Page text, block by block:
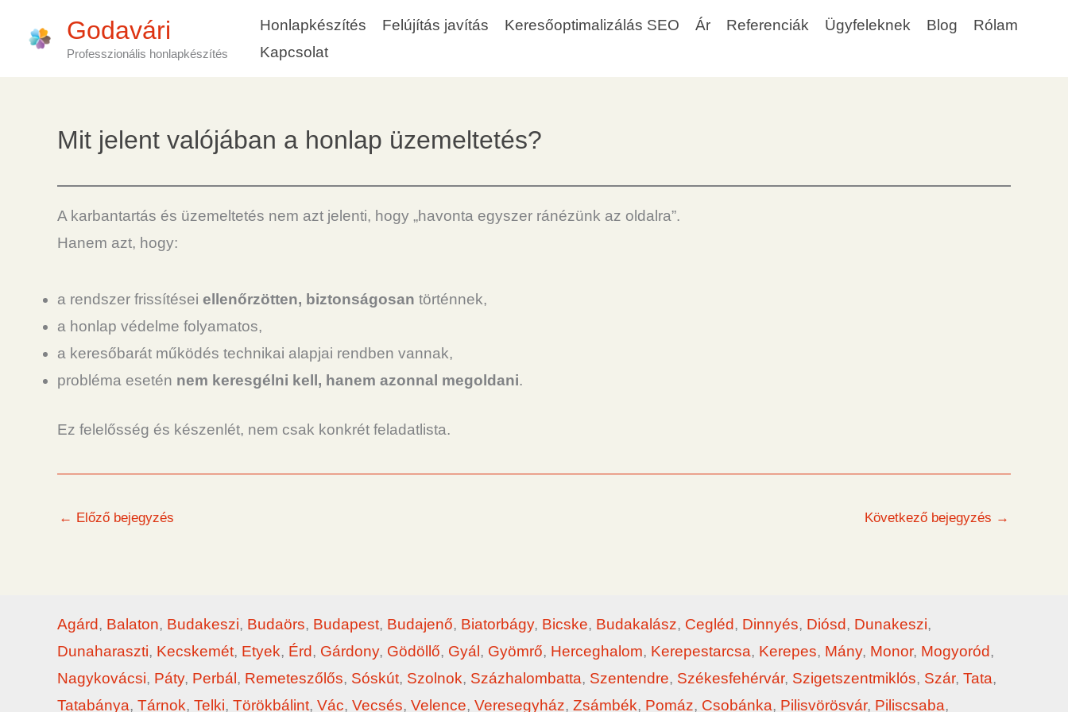
Godavári
Professzionális honlapkészítés
Honlapkészítés Felújítás javítás Keresőoptimalizálás SEO Ár Referenciák Ügyfeleknek Blog
Rólam
Kapcsolat
Mit jelent valójában a honlap üzemeltetés?
A karbantartás és üzemeltetés nem azt jelenti, hogy „havonta egyszer ránézünk az oldalra”.
Hanem azt, hogy:
a rendszer frissítései ellenőrzötten, biztonságosan történnek,
a honlap védelme folyamatos,
a keresőbarát működés technikai alapjai rendben vannak,
probléma esetén nem keresgélni kell, hanem azonnal megoldani.
Ez felelősség és készenlét, nem csak konkrét feladatlista.
← Előző bejegyzés Következő bejegyzés →
Agárd, Balaton, Budakeszi, Budaörs, Budapest, Budajenő, Biatorbágy, Bicske, Budakalász, Cegléd, Dinnyés, Diósd, Dunakeszi,
Dunaharaszti, Kecskemét, Etyek, Érd, Gárdony, Gödöllő, Gyál , Gyömrő, Herceghalom, Kerepestarcsa, Kerepes, Mány, Monor, Mogyoród,
Nagykovácsi, Páty, Perbál , Remeteszőlős, Sóskút, Szolnok, Százhalombatta, Szentendre, Székesfehérvár, Szigetszentmiklós, Szár, Tata,
Tatabánya, Tárnok, Telki, Törökbálint, Vác, Vecsés, Velence, Veresegyház, Zsámbék, Pomáz, Csobánka, Pilisvörösvár, Piliscsaba,